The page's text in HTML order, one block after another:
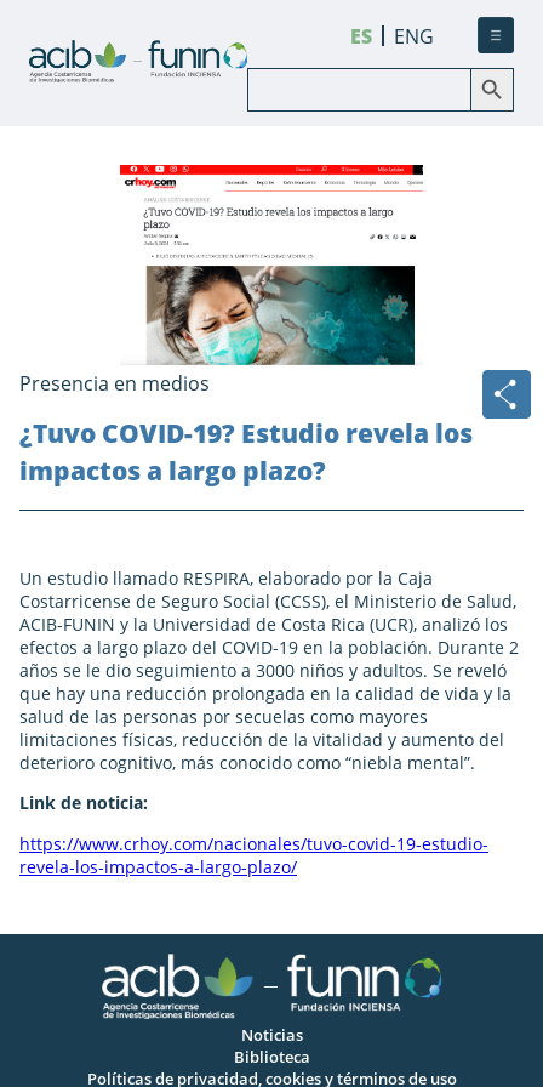
Buscar: Botón de búsqueda
ES ENG
Presencia en medios
¿Tuvo COVID-19? Estudio revela los
impactos a largo plazo?
Un estudio llamado RESPIRA, elaborado por la Caja
Costarricense de Seguro Social (CCSS), el Ministerio de Salud,
ACIB-FUNIN y la Universidad de Costa Rica (UCR), analizó los
efectos a largo plazo del COVID-19 en la población. Durante 2
años se le dio seguimiento a 3000 niños y adultos. Se reveló
que hay una reducción prolongada en la calidad de vida y la
salud de las personas por secuelas como mayores
limitaciones físicas, reducción de la vitalidad y aumento del
deterioro cognitivo, más conocido como “niebla mental”.
Link de noticia:
https://www.crhoy.com/nacionales/tuvo-covid-19-estudio-
revela-los-impactos-a-largo-plazo/
Noticias
Biblioteca
Políticas de privacidad, cookies y términos de uso